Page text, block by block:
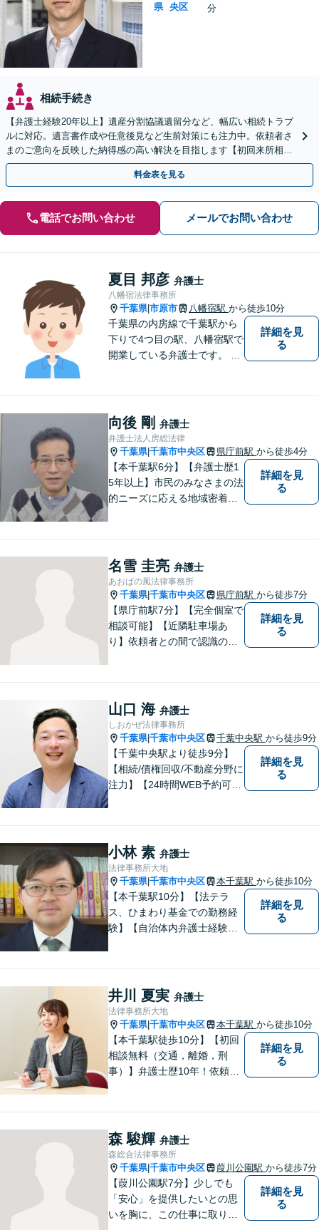
県 央区
分
相続手続き
【弁護士経験20年以上】遺産分割協議遺留分など、幅広い相続トラブ
ルに対応。遺言書作成や任意後見など生前対策にも注力中。依頼者さ
まのご意向を反映した納得感の高い解決を目指します【初回来所相談
無料】【電話相談・web面談可】【千葉中央駅5分】
料金表を見る
電話でお問い合わせ メールでお問い合わせ
夏目 邦彦 弁護士
八幡宿法律事務所
千葉県|市原市 八幡宿駅 から徒歩10分
千葉県の内房線で千葉駅から
下りで4つ目の駅、八幡宿駅で
開業している弁護士です。 八
おります。
詳細を見
る
向後 剛 弁護士
弁護士法人房総法律
千葉県|千葉市中央区 県庁前駅 から徒歩4分
【本千葉駅6分】【弁護士歴1
5年以上】市民のみなさまの法
的ニーズに応える地域密着型
談実績多数。現実的な解決策
をご提案します
詳細を見
る
名雪 圭亮 弁護士
あおばの風法律事務所
千葉県|千葉市中央区 県庁前駅 から徒歩7分
【県庁前駅7分】【完全個室で
相談可能】【近隣駐車場あ
り】依頼者との間で認識のず
る方々の話を丁寧に聞き、迅
速に解決いたします。お気軽
にご相談ください。
詳細を見
る
山口 海 弁護士
しおかぜ法律事務所
千葉県|千葉市中央区 千葉中央駅 から徒歩9分
【千葉中央駅より徒歩9分】
【相続/債権回収/不動産分野に
注力】【24時間WEB予約可
最終手段と考えず、お気軽に
ご相談ください。
詳細を見
る
小林 素 弁護士
法律事務所大地
千葉県|千葉市中央区 本千葉駅 から徒歩10分
【本千葉駅10分】【法テラ
ス、ひまわり基金での勤務経
験】【自治体内弁護士経験】
すことを目標に活動を続けて
います。お困りの方はお気軽
にご相談ください。
詳細を見
る
井川 夏実 弁護士
法律事務所大地
千葉県|千葉市中央区 本千葉駅 から徒歩10分
【本千葉駅徒歩10分】【初回
相談無料（交通，離婚，刑
事）】弁護士歴10年！依頼者
間・休日対応】【メール24時
間対応◎】
詳細を見
る
森 駿輝 弁護士
森総合法律事務所
千葉県|千葉市中央区 葭川公園駅 から徒歩7分
【葭川公園駅7分】少しでも
「安心」を提供したいとの思
いを胸に、この仕事に取り組
詳細を見
る